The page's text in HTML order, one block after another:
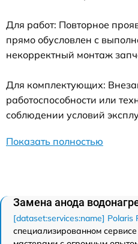
Для работ: Повторное
прямо обусловлен с
некорректный монтаж
Для комплектующих:
работоспособности или
соблюдении условий
Показать полностью
Замена анода
[dataset:services:name] Polaris
специализированном